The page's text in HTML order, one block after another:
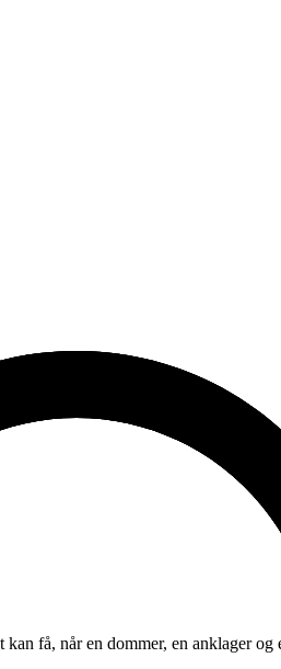
få, når en dommer, en anklager og